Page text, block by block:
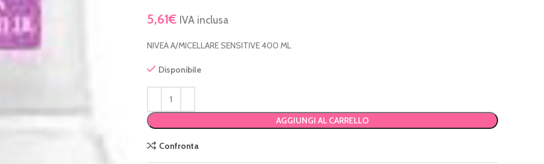
5,61€ IVA inclusa
NIVEA A/MICELLARE SENSITIVE 400 ML
Disponibile
AGGIUNGI AL CARRELLO
Confronta